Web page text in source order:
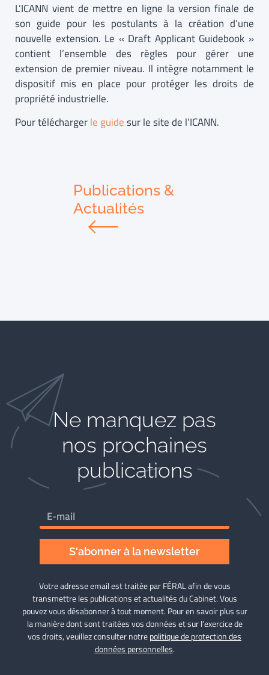
L’ICANN vient de mettre en ligne la version finale de
son guide pour les postulants à la création d’une
nouvelle extension. Le « Draft Applicant Guidebook »
contient l’ensemble des règles pour gérer une
extension de premier niveau. Il intègre notamment le
dispositif mis en place pour protéger les droits de
propriété industrielle.
Pour téléchargerle guidesur le site de l’ICANN.
Publications &
Actualités
Ne manquez pas
nos prochaines
publications
S'abonner à la newsletter
Votre adresse email est traitée par FÉRAL afin de vous
transmettre les publications et actualités du Cabinet. Vous
pouvez vous désabonner à tout moment. Pour en savoir plus sur
la manière dont sont traitées vos données et sur l’exercice de
vos droits, veuillez consulter notrepolitique de protection des
données personnelles.